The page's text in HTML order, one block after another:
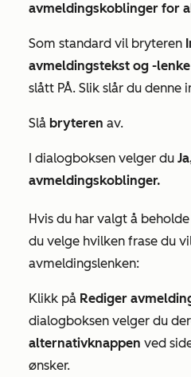
avmeldingskoblinger for
Som standard vil bryteren
avmeldingstekst og -
slått PÅ. Slik slår du denne
Slå bryteren av.
I dialogboksen velger du
avmeldingskoblinger.
Hvis du har valgt å
du velge hvilken frase du
avmeldingslenken:
Klikk på Rediger
dialogboksen velger du
alternativknappen ved
ønsker.